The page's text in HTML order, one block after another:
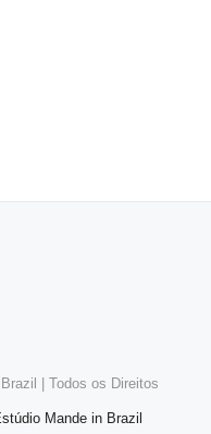
| Todos os Direitos
Mande in Brazil